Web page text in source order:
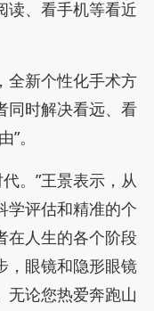
读、看手机等看近
全新个性化手术方
同时解决看远、看
。
代。”王景表示，从
学评估和精准的个
在人生的各个阶段
，眼镜和隐形眼镜
无论您热爱奔跑山